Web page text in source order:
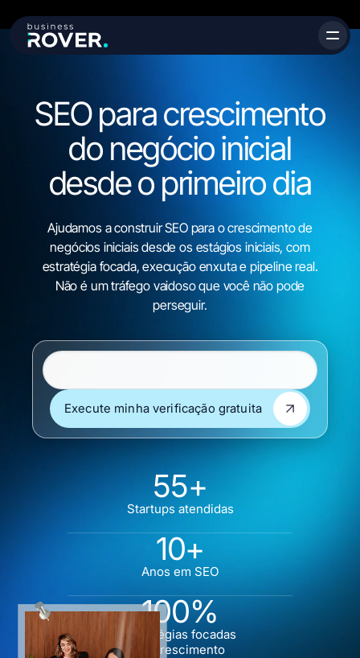
SEO paracrescimento
do negócio inicial
desde o primeiro dia
Ajudamos a construir SEO para o crescimento de
negócios iniciais desde os estágios iniciais, com
estratégia focada, execução enxuta e pipeline real.
Não é um tráfego vaidoso que você não pode
perseguir.
URL do site
Execute minha verificação gratuita
Execute minha verificação gratuita
55+
Startups atendidas
10+
Anos em SEO
100%
Estratégias focadas
no crescimento